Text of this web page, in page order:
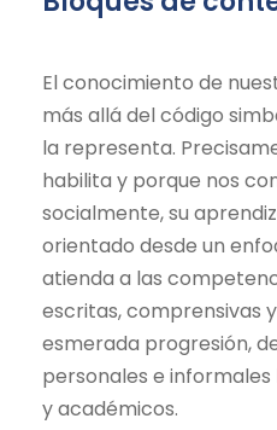
El conocimiento de
más allá del código
la representa.
habilita y porque nos
socialmente, su
orientado desde un
atienda a las
escritas, comprensivas
esmerada progresión,
personales e
y académicos.